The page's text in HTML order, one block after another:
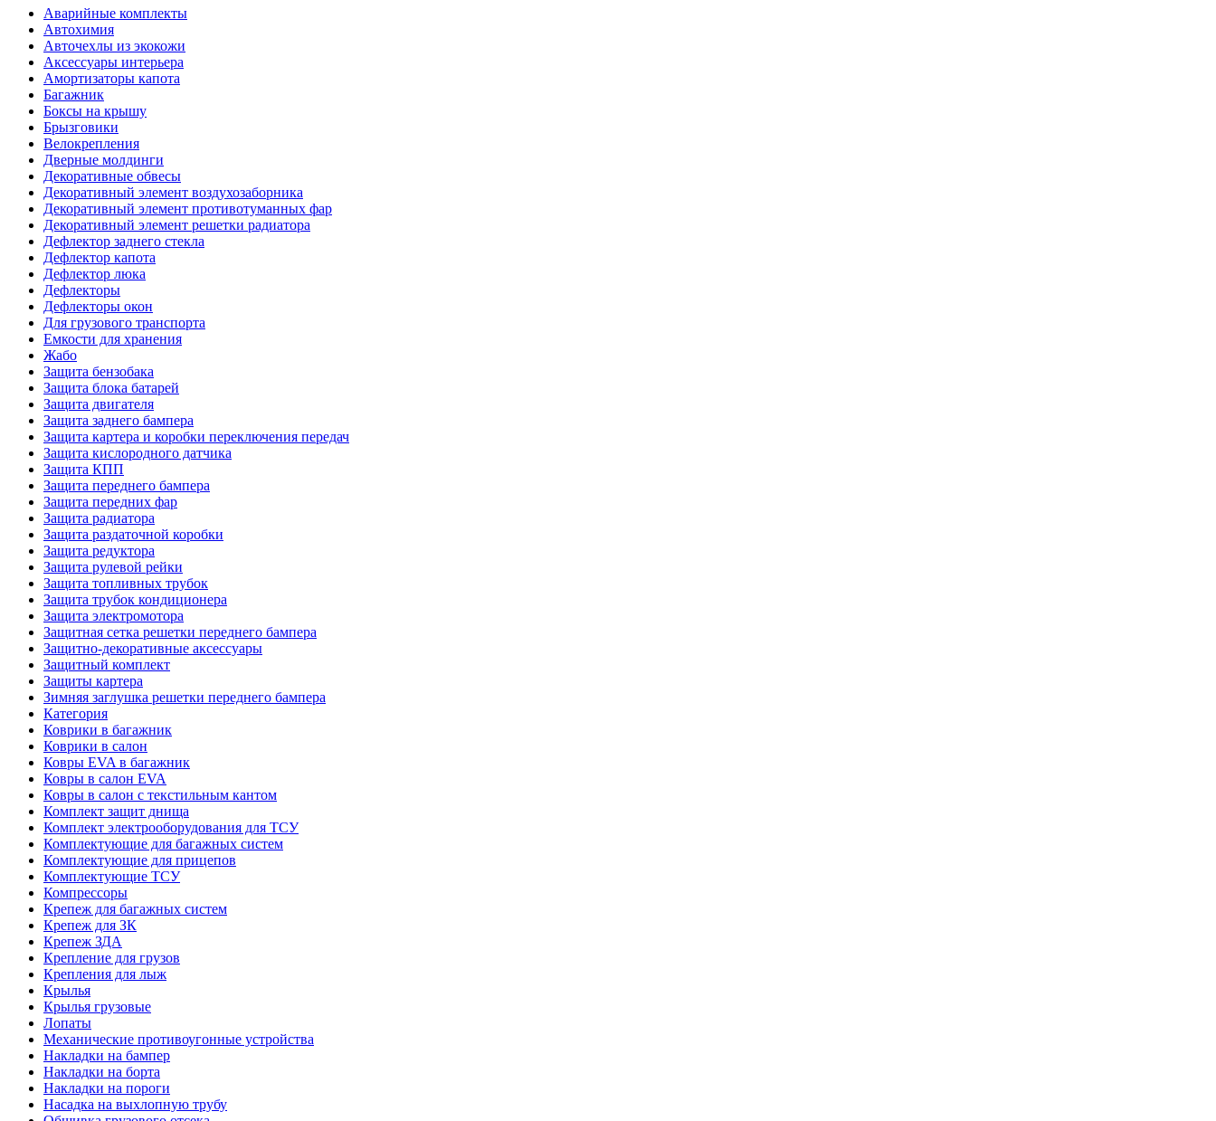
Аварийные комплекты
Автохимия
Авточехлы из экокожи
Аксессуары интерьера
Амортизаторы капота
Багажник
Боксы на крышу
Брызговики
Велокрепления
Дверные молдинги
Декоративные обвесы
Декоративный элемент воздухозаборника
Декоративный элемент противотуманных фар
Декоративный элемент решетки радиатора
Дефлектор заднего стекла
Дефлектор капота
Дефлектор люка
Дефлекторы
Дефлекторы окон
Для грузового транспорта
Емкости для хранения
Жабо
Защита бензобака
Защита блока батарей
Защита двигателя
Защита заднего бампера
Защита картера и коробки переключения передач
Защита кислородного датчика
Защита КПП
Защита переднего бампера
Защита передних фар
Защита радиатора
Защита раздаточной коробки
Защита редуктора
Защита рулевой рейки
Защита топливных трубок
Защита трубок кондиционера
Защита электромотора
Защитная сетка решетки переднего бампера
Защитно-декоративные аксессуары
Защитный комплект
Защиты картера
Зимняя заглушка решетки переднего бампера
Категория
Коврики в багажник
Коврики в салон
Ковры EVA в багажник
Ковры в салон EVA
Ковры в салон с текстильным кантом
Комплект защит днища
Комплект электрооборудования для ТСУ
Комплектующие для багажных систем
Комплектующие для прицепов
Комплектующие ТСУ
Компрессоры
Крепеж для багажных систем
Крепеж для ЗК
Крепеж ЗДА
Крепление для грузов
Крепления для лыж
Крылья
Крылья грузовые
Лопаты
Механические противоугонные устройства
Накладки на бампер
Накладки на борта
Накладки на пороги
Насадка на выхлопную трубу